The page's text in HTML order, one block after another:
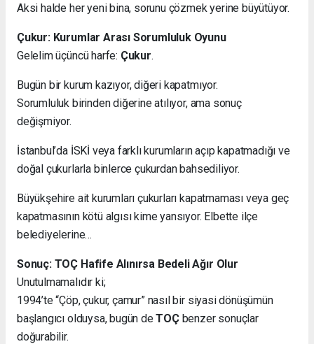
Aksi halde her yeni bina, sorunu çözmek yerine büyütüyor.
Çukur: Kurumlar Arası Sorumluluk Oyunu
Gelelim üçüncü harfe: Çukur.
Bugün bir kurum kazıyor, diğeri kapatmıyor.
Sorumluluk birinden diğerine atılıyor, ama sonuç
değişmiyor.
İstanbul’da İSKİ veya farklı kurumların açıp kapatmadığı ve
doğal çukurlarla binlerce çukurdan bahsediliyor.
Büyükşehire ait kurumları çukurları kapatmaması veya geç
kapatmasının kötü algısı kime yansıyor. Elbette ilçe
belediyelerine…
Sonuç: TOÇ Hafife Alınırsa Bedeli Ağır Olur
Unutulmamalıdır ki;
1994’te “Çöp, çukur, çamur” nasıl bir siyasi dönüşümün
başlangıcı olduysa, bugün deTOÇbenzer sonuçlar
doğurabilir.